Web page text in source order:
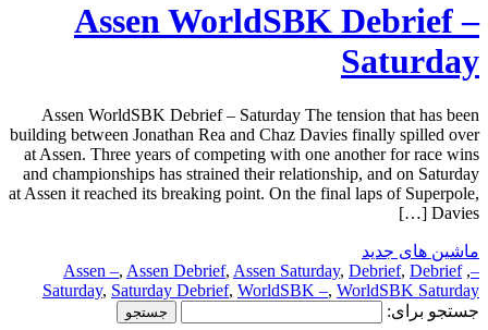
Assen WorldSBK Debrief –
Saturday
Assen WorldSBK Debrief – Saturday The tension that has been
building between Jonathan Rea and Chaz Davies finally spilled over
at Assen. Three years of competing with one another for race wins
and championships has strained their relationship, and on Saturday
at Assen it reached its breaking point. On the final laps of Superpole,
Davies […]
ماشین های جدید
–
,
Assen –, Assen Debrief, Assen Saturday, Debrief, Debrief
Saturday, Saturday Debrief, WorldSBK –, WorldSBK Saturday
جستجو برای: